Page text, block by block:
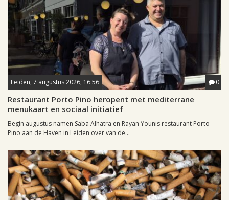
Leiden, 7 augustus 2026, 16:56 0
Restaurant Porto Pino heropent met mediterrane
menukaart en sociaal initiatief
Begin augustus namen Saba Alhatra en Rayan Younis restaurant Porto
Pino aan de Haven in Leiden over van de...